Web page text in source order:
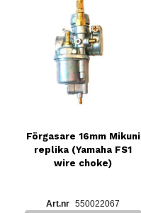
Förgasare 16mm Mikuni
replika (Yamaha FS1
wire choke)
550022067